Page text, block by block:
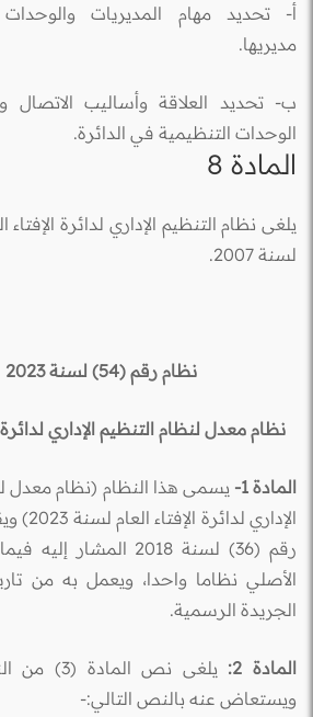
أ- تحديد مهام المديريات
مديريها.
ب- تحديد العلاقة وأساليب الاتصال
الوحدات التنظيمية في الدائرة.
المادة 8
لسنة 2007.
نظام رقم (54) لسنة 2023
نظام معدل لنظام التنظيم الإداري لدائرة
المادة 1-
يسمى هذا النظام (نظام معدل
الإداري
رقم (36) لسنة 2018 المشار
الأصلي نظاما واحدا، ويعمل به من
الجريدة الرسمية.
المادة 2:
يلغى نص
ويستعاض عنه بالنص التالي:-